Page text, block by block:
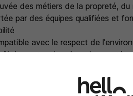
des métiers de la propreté,
par des équipes qualifiées et
avec le respect de
% des entreprises les mieux
Gold Ecovadis).
de la Diversité et de la